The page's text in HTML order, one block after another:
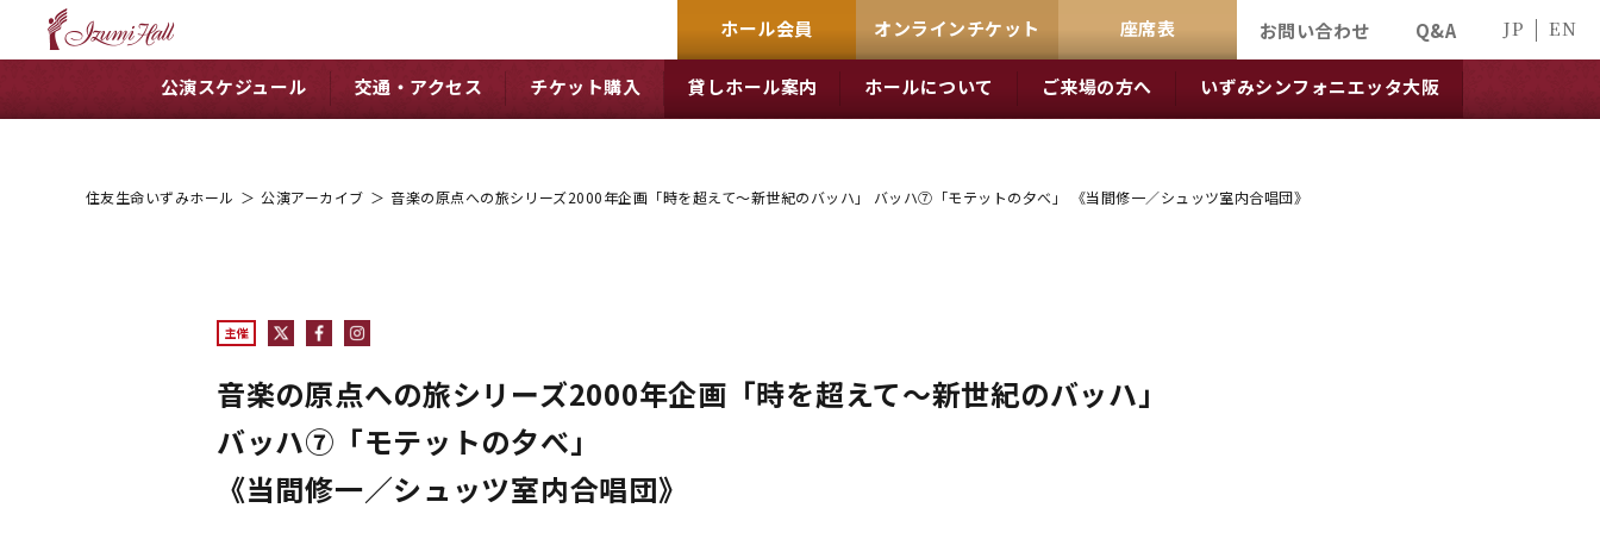
ホール会員 オンラインチケット 座席表 お問い合わせ Q&A JP EN
公演スケジュール 交通・アクセス チケット購入 貸しホール案内 ホールについて ご来場の方へ いずみシンフォニエッタ大阪
住友生命いずみホール ＞ 公演アーカイブ ＞ 音楽の原点への旅シリーズ2000年企画「時を超えて～新世紀のバッハ」 バッハ⑦「モテットの夕べ」 《当間修一／シュッツ室内合唱団》
主催
音楽の原点への旅シリーズ2000年企画「時を超えて～新世紀のバッハ」
バッハ⑦「モテットの夕べ」
《当間修一／シュッツ室内合唱団》